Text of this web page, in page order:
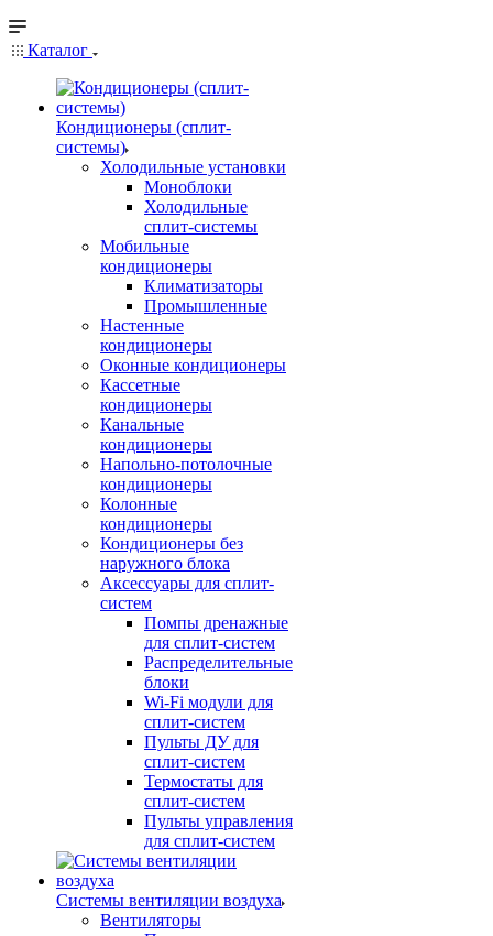
Каталог
Кондиционеры (сплит-
системы)
Холодильные установки
Моноблоки
Холодильные
сплит-системы
Мобильные
кондиционеры
Климатизаторы
Промышленные
Настенные
кондиционеры
Оконные кондиционеры
Кассетные
кондиционеры
Канальные
кондиционеры
Напольно-потолочные
кондиционеры
Колонные
кондиционеры
Кондиционеры без
наружного блока
Аксессуары для сплит-
систем
Помпы дренажные
для сплит-систем
Распределительные
блоки
Wi-Fi модули для
сплит-систем
Пульты ДУ для
сплит-систем
Термостаты для
сплит-систем
Пульты управления
для сплит-систем
Системы вентиляции воздуха
Вентиляторы